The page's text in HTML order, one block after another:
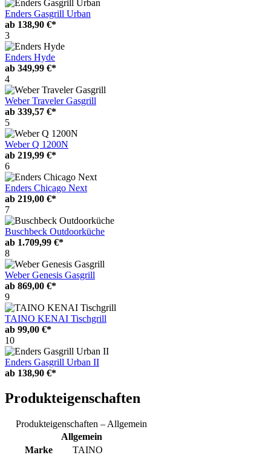
Enders Gasgrill Urban
ab 138,90 €*
3
Enders Hyde
ab 349,99 €*
4
Weber Traveler Gasgrill
ab 339,57 €*
5
Weber Q 1200N
ab 219,99 €*
6
Enders Chicago Next
ab 219,00 €*
7
Buschbeck Outdoorküche
ab 1.709,99 €*
8
Weber Genesis Gasgrill
ab 869,00 €*
9
TAINO KENAI Tischgrill
ab 99,00 €*
10
Enders Gasgrill Urban II
ab 138,90 €*
Produkteigenschaften
Produkteigenschaften – Allgemein
Allgemein
Marke
TAINO